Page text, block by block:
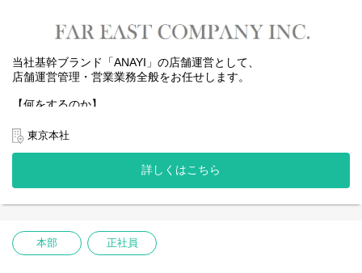
当社基幹ブランド「ANAYI」の店舗運営として、
店舗運営管理・営業業務全般をお任せします。
【何をするのか】
・店舗スタッフのサポート
・係数管理業務 等
東京本社
詳しくはこちら
本部 正社員